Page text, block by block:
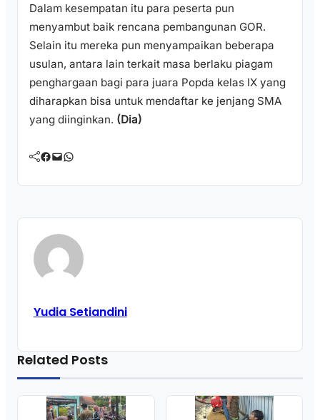
Dalam kesempatan itu para peserta pun
menyambut baik rencana pembangunan GOR.
Selain itu mereka pun menyampaikan beberapa
usulan, antara lain terkait masa berlaku piagam
penghargaan bagi para juara Popda kelas IX yang
diharapkan bisa untuk mendaftar ke jenjang SMA
yang diinginkan. (Dia)
Facebook Mail WhatsApp
Yudia Setiandini
Related Posts